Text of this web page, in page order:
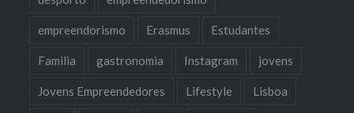
empreendorismo Erasmus Estudantes
Familia gastronomia Instagram jovens
Jovens Empreendedores Lifestyle Lisboa